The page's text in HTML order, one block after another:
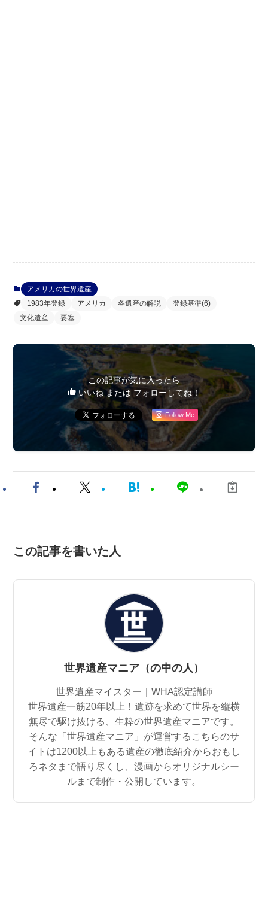
アメリカの世界遺産
1983年登録
アメリカ 各遺産の解説
登録基準(6)
文化遺産
要塞
この記事が気に入ったら
いいね または フォローしてね！
Follow Me
この記事を書いた人
世界遺産マニア（の中の人）
世界遺産マイスター｜WHA認定講師
世界遺産一筋20年以上！遺跡を求めて世界を縦横
無尽で駆け抜ける、生粋の世界遺産マニアです。
そんな「世界遺産マニア」が運営するこちらのサ
イトは1200以上もある遺産の徹底紹介からおもし
ろネタまで語り尽くし、漫画からオリジナルシー
ルまで制作・公開しています。